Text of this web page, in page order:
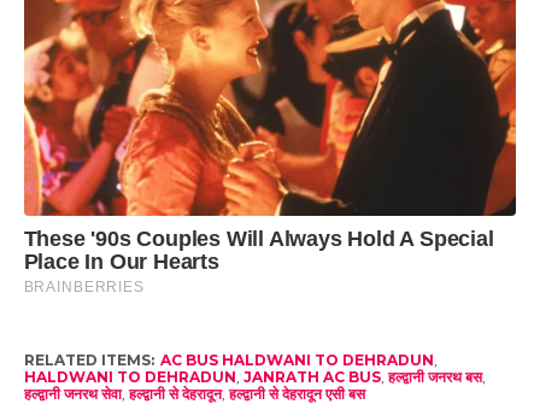
RELATED ITEMS: AC BUS HALDWANI TO DEHRADUN
HALDWANI TO DEHRADUN JANRATH AC BUS,हल्द्वानी जनरथ बस,
हल्द्वानी जनरथ सेवा,हल्द्वानी से देहरादून,हल्द्वानी से देहरादून एसी बस